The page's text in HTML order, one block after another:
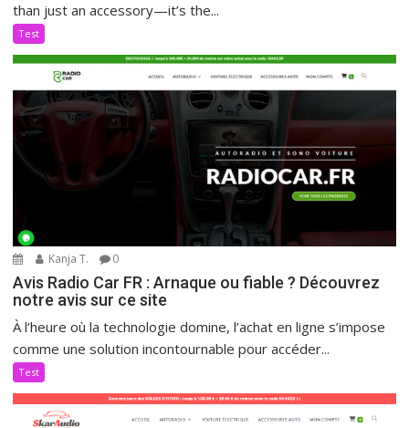
than just an accessory—it’s the...
Test
Kanja T. 0
Avis Radio Car FR : Arnaque ou fiable ? Découvrez
notre avis sur ce site
À l’heure où la technologie domine, l’achat en ligne s’impose
comme une solution incontournable pour accéder...
Test